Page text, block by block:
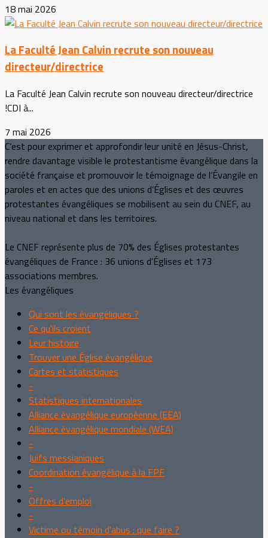
18 mai 2026
La Faculté Jean Calvin recrute son nouveau
directeur/directrice
La Faculté Jean Calvin recrute son nouveau directeur/directrice
!CDI à...
7 mai 2026
C’est pour exprimer et approfondir leur unité en Jésus-Christ,
rendre davantage visible le protestantisme évangélique dans la
société française et promouvoir le témoignage de l’Évangile en
paroles et en actes que des unions d’Églises et des œuvres
protestantes évangéliques se mobilisent au sein du CNEF, au
niveau national et dans les territoires.
Le CNEF représente plus de 70% des Églises protestantes
évangéliques de France : 36 unions d'Églises et 173
associations membres.
Les évangéliques
Qui sont les évangéliques ?
Ce qu'ils croient
Leur histoire
Trouver une Église évangélique
Cartes et statistiques
-
Statistiques internationales
Alliance évangélique européenne (EEA)
Alliance évangélique mondiale (WEA)
-
Juifs messianiques
Coordination évangélique à la FPF
-
Offres d'emploi
-
Victime ou témoin d'abus : que faire ?